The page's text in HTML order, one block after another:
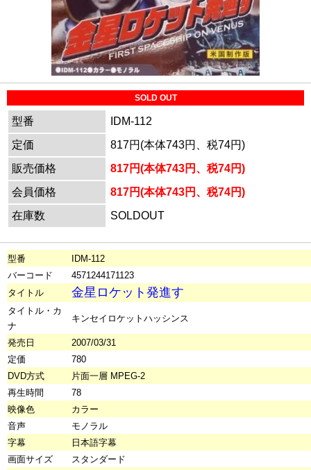
SOLD OUT
型番
IDM-112
定価
817円(本体743円、税74円)
販売価格
817円(本体743円、税74円)
会員価格
817円(本体743円、税74円)
在庫数
SOLDOUT
型番
IDM-112
バーコード
4571244171123
タイトル
金星ロケット発進す
タイトル・カ
ナ
キンセイロケットハッシンス
発売日
2007/03/31
定価
780
DVD方式
片面一層 MPEG-2
再生時間
78
映像色
カラー
音声
モノラル
字幕
日本語字幕
画面サイズ
スタンダード